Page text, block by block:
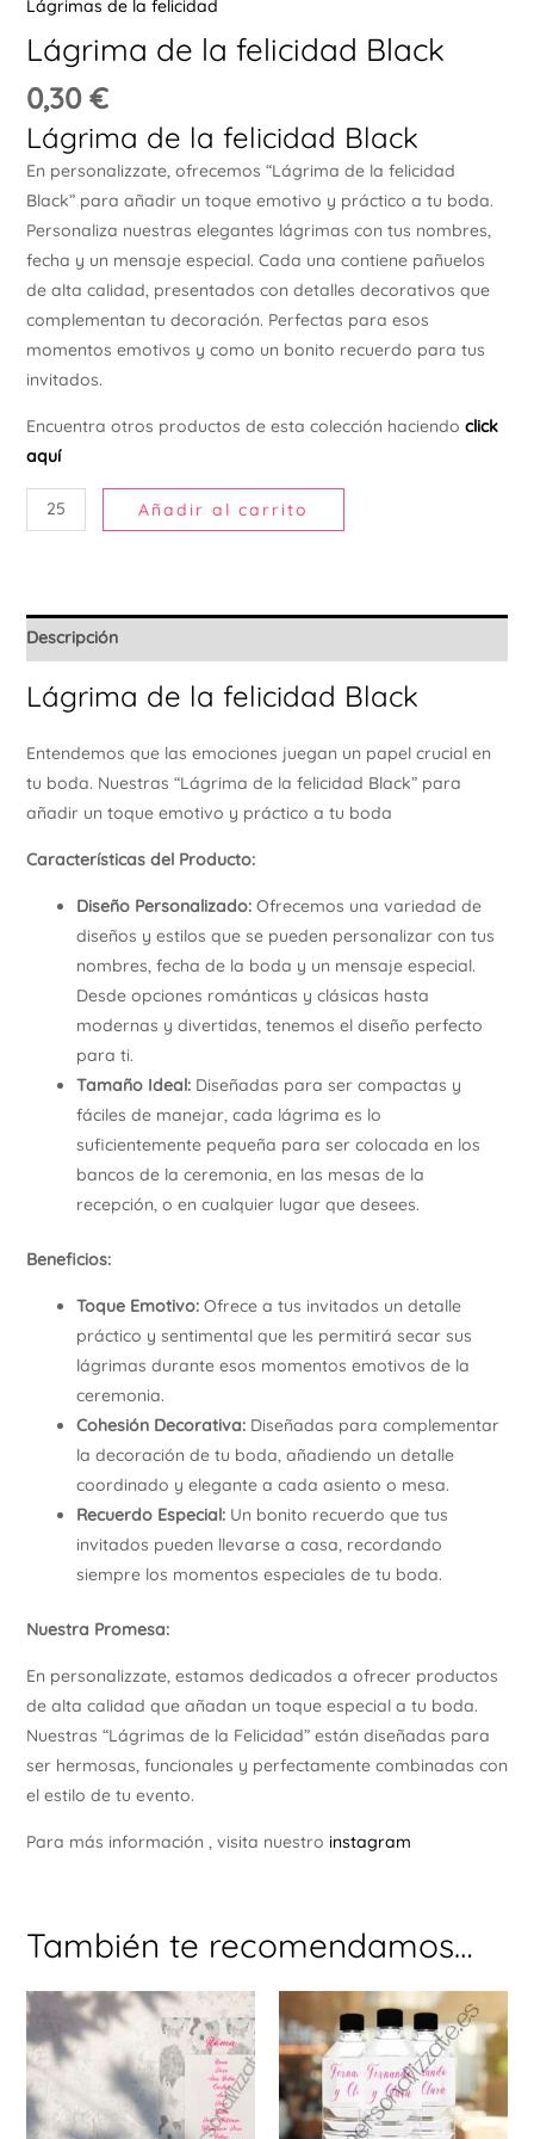
Lágrimas de la felicidad
Lágrima de la felicidad Black
0,30 €
Lágrima de la felicidad Black
En personalizzate, ofrecemos “Lágrima de la felicidad
Black” para añadir un toque emotivo y práctico a tu boda.
Personaliza nuestras elegantes lágrimas con tus nombres,
fecha y un mensaje especial. Cada una contiene pañuelos
de alta calidad, presentados con detalles decorativos que
complementan tu decoración. Perfectas para esos
momentos emotivos y como un bonito recuerdo para tus
invitados.
Encuentra otros productos de esta colección haciendo click
aquí
Añadir al carrito
Descripción
Lágrima de la felicidad Black
Entendemos que las emociones juegan un papel crucial en
tu boda. Nuestras “Lágrima de la felicidad Black” para
añadir un toque emotivo y práctico a tu boda
Características del Producto:
Diseño Personalizado:Ofrecemos una variedad de
diseños y estilos que se pueden personalizar con tus
nombres, fecha de la boda y un mensaje especial.
Desde opciones románticas y clásicas hasta
modernas y divertidas, tenemos el diseño perfecto
para ti.
Tamaño Ideal:Diseñadas para ser compactas y
fáciles de manejar, cada lágrima es lo
suficientemente pequeña para ser colocada en los
bancos de la ceremonia, en las mesas de la
recepción, o en cualquier lugar que desees.
Beneficios:
Toque Emotivo:Ofrece a tus invitados un detalle
práctico y sentimental que les permitirá secar sus
lágrimas durante esos momentos emotivos de la
ceremonia.
Cohesión Decorativa:Diseñadas para complementar
la decoración de tu boda, añadiendo un detalle
coordinado y elegante a cada asiento o mesa.
Recuerdo Especial:Un bonito recuerdo que tus
invitados pueden llevarse a casa, recordando
siempre los momentos especiales de tu boda.
Nuestra Promesa:
En personalizzate, estamos dedicados a ofrecer productos
de alta calidad que añadan un toque especial a tu boda.
Nuestras “Lágrimas de la Felicidad” están diseñadas para
ser hermosas, funcionales y perfectamente combinadas con
el estilo de tu evento.
Para más información , visita nuestro instagram
También te recomendamos…